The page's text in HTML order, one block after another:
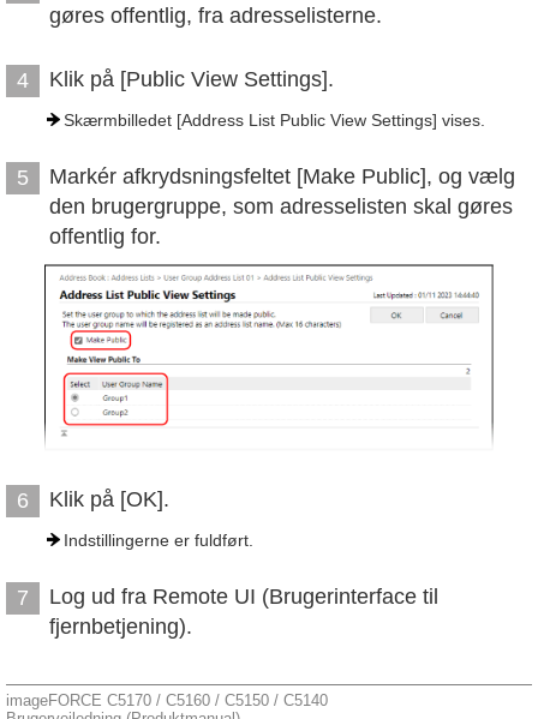
gøres offentlig, fra adresselisterne.
4 Klik på [Public View Settings].
Skærmbilledet [Address List Public View Settings] vises.
5
Markér afkrydsningsfeltet [Make Public], og vælg
den brugergruppe, som adresselisten skal gøres
offentlig for.
6 Klik på [OK].
Indstillingerne er fuldført.
7
Log ud fra Remote UI (Brugerinterface til
fjernbetjening).
imageFORCE C5170 / C5160 / C5150 / C5140